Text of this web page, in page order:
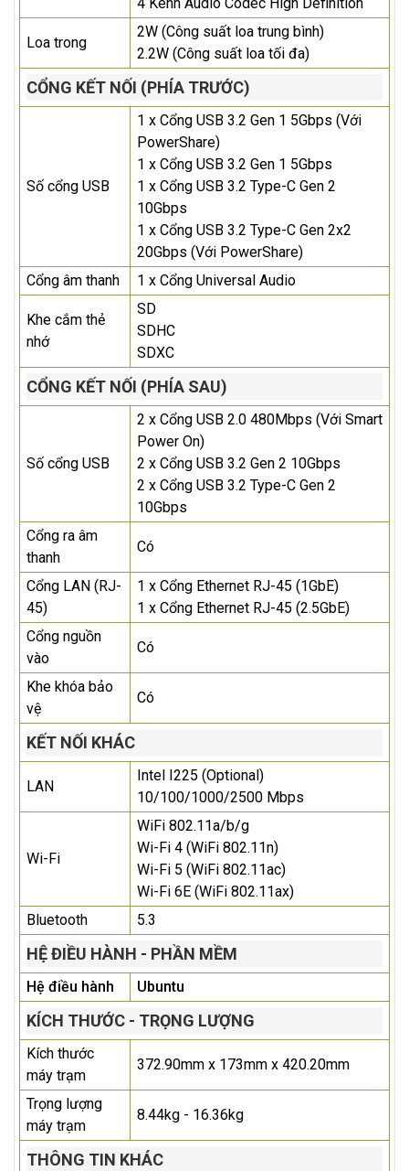
Loa trong
2W (Công suất loa trung bình)
2.2W (Công suất loa tối đa)
CỔNG KẾT NỐI (PHÍA TRƯỚC)
Số cổng USB
1 x Cổng USB 3.2 Gen 1 5Gbps (Với
PowerShare)
1 x Cổng USB 3.2 Gen 1 5Gbps
1 x Cổng USB 3.2 Type-C Gen 2
10Gbps
1 x Cổng USB 3.2 Type-C Gen 2x2
20Gbps (Với PowerShare)
Cổng âm thanh
1 x Cổng Universal Audio
Khe cắm thẻ
nhớ
SD
SDHC
SDXC
CỔNG KẾT NỐI (PHÍA SAU)
Số cổng USB
2 x Cổng USB 2.0 480Mbps (Với Smart
Power On)
2 x Cổng USB 3.2 Gen 2 10Gbps
2 x Cổng USB 3.2 Type-C Gen 2
10Gbps
Cổng ra âm
thanh
Có
Cổng LAN (RJ-
45)
1 x Cổng Ethernet RJ-45 (1GbE)
1 x Cổng Ethernet RJ-45 (2.5GbE)
Cổng nguồn
vào
Có
Khe khóa bảo
vệ
Có
KẾT NỐI KHÁC
LAN
Intel I225 (Optional)
10/100/1000/2500 Mbps
Wi-Fi
WiFi 802.11a/b/g
Wi-Fi 4 (WiFi 802.11n)
Wi-Fi 5 (WiFi 802.11ac)
Wi-Fi 6E (WiFi 802.11ax)
Bluetooth
5.3
HỆ ĐIỀU HÀNH - PHẦN MỀM
Hệ điều hành Ubuntu
KÍCH THƯỚC - TRỌNG LƯỢNG
Kích thước
máy trạm
372.90mm x 173mm x 420.20mm
Trọng lượng
máy trạm
8.44kg - 16.36kg
THÔNG TIN KHÁC